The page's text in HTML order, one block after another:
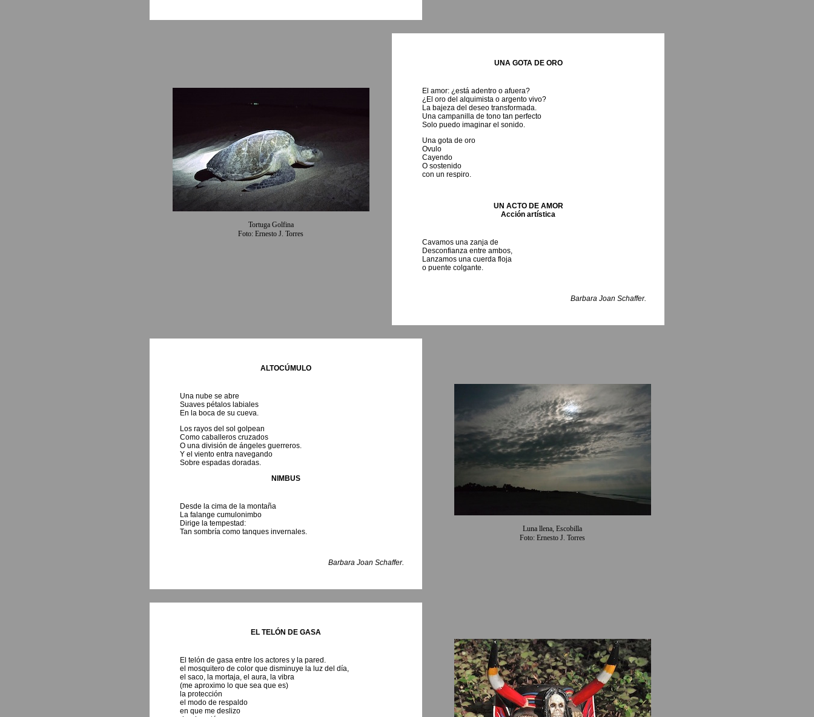
Tortuga Golfina
Foto: Ernesto J. Torres
UNA GOTA DE ORO
El amor: ¿está adentro o afuera?
¿El oro del alquimista o argento vivo?
La bajeza del deseo transformada.
Una campanilla de tono tan perfecto
Solo puedo imaginar el sonido.
Una gota de oro
Ovulo
Cayendo
O sostenido
con un respiro.
UN ACTO DE AMOR
Acción artística
Cavamos una zanja de
Desconfianza entre ambos,
Lanzamos una cuerda floja
o puente colgante.
Barbara Joan Schaffer.
ALTOCÚMULO
Una nube se abre
Suaves pétalos labiales
En la boca de su cueva.
Los rayos del sol golpean
Como caballeros cruzados
O una división de ángeles guerreros.
Y el viento entra navegando
Sobre espadas doradas.
NIMBUS
Desde la cima de la montaña
La falange cumulonimbo
Dirige la tempestad:
Tan sombría como tanques invernales.
Barbara Joan Schaffer.
Luna llena, Escobilla
Foto: Ernesto J. Torres
EL TELÓN DE GASA
El telón de gasa entre los actores y la pared.
el mosquitero de color que disminuye la luz del día,
el saco, la mortaja, el aura, la vibra
(me aproximo lo que sea que es)
la protección
el modo de respaldo
en que me deslizo